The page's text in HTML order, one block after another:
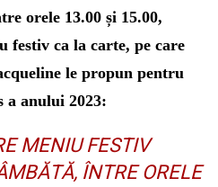
orele 13.00 și 15.00,
festiv ca la carte, pe care
le propun pentru
a anului 2023:
MENIU FESTIV
ÎNTRE ORELE